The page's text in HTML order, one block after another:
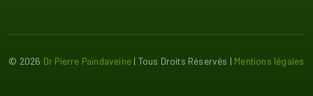
© 2026 Dr Pierre Paindaveine | Tous Droits Réservés | Mentions légales